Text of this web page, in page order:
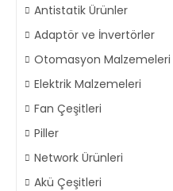
Antistatik Ürünler
Adaptör ve İnvertörler
Otomasyon Malzemeleri
Elektrik Malzemeleri
Fan Çeşitleri
Piller
Network Ürünleri
Akü Çeşitleri